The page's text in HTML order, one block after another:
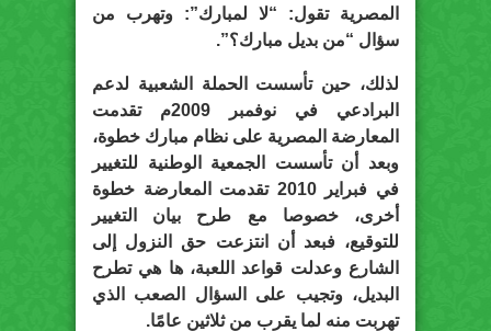
المصرية تقول: “لا لمبارك”: وتهرب من
سؤال “من بديل مبارك؟”.
لذلك، حين تأسست الحملة الشعبية لدعم
البرادعي في نوفمبر 2009م تقدمت
المعارضة المصرية على نظام مبارك خطوة،
وبعد أن تأسست الجمعية الوطنية للتغيير
في فبراير 2010 تقدمت المعارضة خطوة
أخرى، خصوصا مع طرح بيان التغيير
للتوقيع، فبعد أن انتزعت حق النزول إلى
الشارع وعدلت قواعد اللعبة، ها هي تطرح
البديل، وتجيب على السؤال الصعب الذي
تهربت منه لما يقرب من ثلاثين عامًا.